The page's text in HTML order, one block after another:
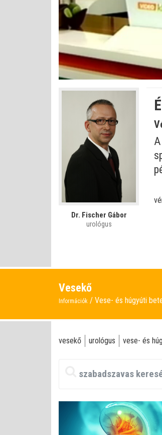
Némítás
kikapcsolva
Betöltve:
0%
Állapot
0%
Dr. Fischer Gábor
urológus
Vesekő
Információk Vese- és húgyúti
vesekő urológus vese- és